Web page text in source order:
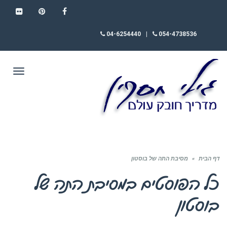
054-4738536
04-6254440
דף הבית » מסיבת התה של בוסטון
כל הפוסטים במסיבת התה של
בוסטון